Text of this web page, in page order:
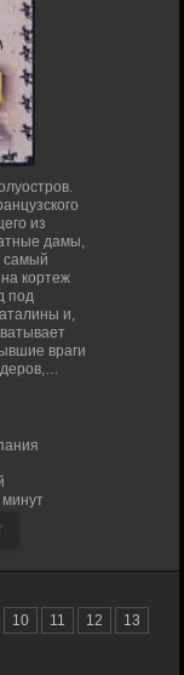
из
дамы,
самый
кортеж
под
и,
враги
минут
10 11 12 13